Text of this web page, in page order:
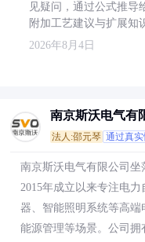
见疑问，通过公式推导
附加工艺建议与扩展知
2026年8月4日
南京斯沃电气有
法人:邵元琴 通过真
南京斯沃电气有限公司
2015年成立以来专注电
器、智能照明系统等高端
能源管理等场景。公司